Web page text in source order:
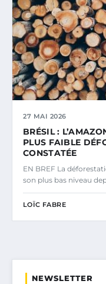
27 MAI 2026
BRÉSIL :
PLUS FAIBLE
CONSTATÉE
EN BREF La
son plus bas niveau
LOÏC FABRE
NEWSLETTER